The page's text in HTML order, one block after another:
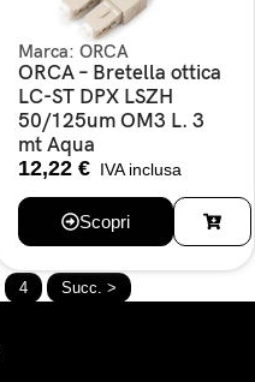
Marca: ORCA
ORCA – Bretella ottica
LC-ST DPX LSZH
50/125um OM3 L. 3
mt Aqua
12,22 € IVA inclusa
Scopri
4 Succ. >